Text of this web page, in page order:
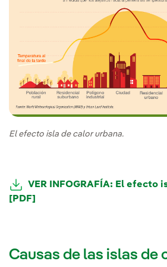
El efecto isla de calor urbana.
VER INFOGRAFÍA: El efecto
[PDF]
Causas de las islas de